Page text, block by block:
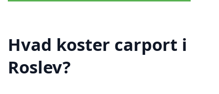
Hvad koster carport i
Roslev?